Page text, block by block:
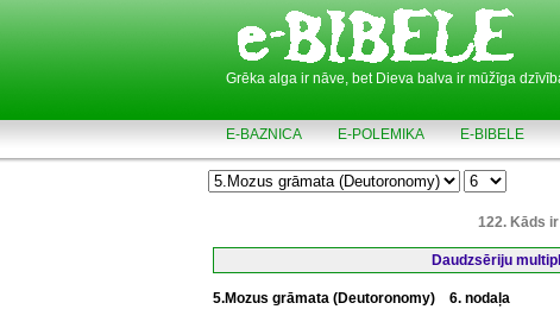
Grēka alga ir nāve, bet Dieva balva ir mūžīga
E-BAZNICA E-POLEMIKA E-BIBELE
122. Kāds
Daudzsēriju
5.Mozus grāmata (Deutoronomy)
6. nodaļa